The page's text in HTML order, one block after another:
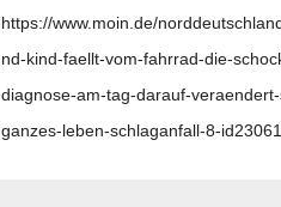
https://www.moin.de/
nd-kind-faellt-vom-fahrrad-die-
diagnose-am-tag-darauf-
ganzes-leben-schlaganfall-8-